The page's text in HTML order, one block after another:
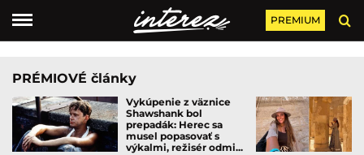
PREMIUM
PRÉMIOVÉ články
Vykúpenie z väznice
Shawshank bol
prepadák: Herec sa
musel popasovať s
výkalmi, režisér odmi...